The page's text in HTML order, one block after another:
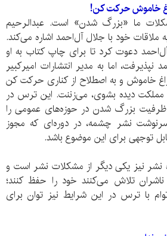
خاموش حرکت کن!
ما «بزرگ شدن» است. عبدالرحیم
خود با جلال آل‌احمد اشاره می‌کند.
دعوت کرد تا برای چاپ کتاب به او
اما به مدیر انتشارات امیر‌کبیر
خاموش و به اصطلاح از کناری حرکت کن
مملکت دیده بشوی، می‌زننت. ‌این ترس در
ظرفیت بزرگ شدن در حوزه‌های عمومی را
نشر چشمه، در دوره‌ای که مجوز
توجهی برای این موضوع باشد.
نشر نیز یکی دیگر از مشکلات نشر است و
ناشران تلاش می‌کنند خود را حفظ کنند؛
با ترس در این شرایط نیز توان برای